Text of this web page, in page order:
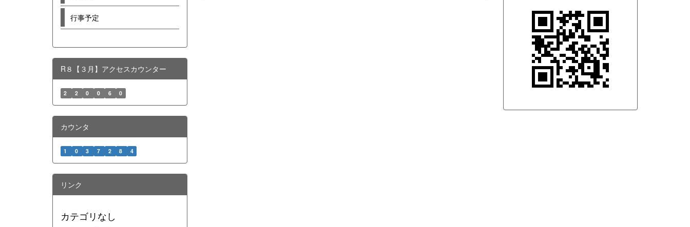
行事予定
R８【３月】アクセスカウンター
2 2 0 0 6 0
カウンタ
1 0 3 7 2 8 4
リンク
カテゴリなし